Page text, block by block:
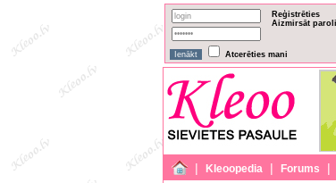
Reģistrēties
Aizmirsāt
Atcerēties mani
| Kleoopedia | Forums |